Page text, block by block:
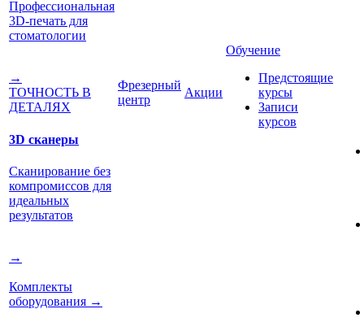
Профессиональная
3D-печать для
стоматологии
→
ТОЧНОСТЬ В
ДЕТАЛЯХ
3D сканеры
Сканирование без
компромиссов для
идеальных
результатов
→
Комплекты
оборудования →
Фрезерный
центр
Акции
Обучение
Предстоящие
курсы
Записи
курсов